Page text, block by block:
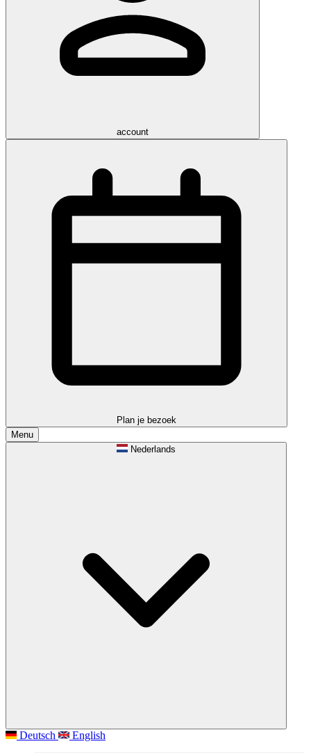
account
Plan je bezoek
Menu
Nederlands
Deutsch English